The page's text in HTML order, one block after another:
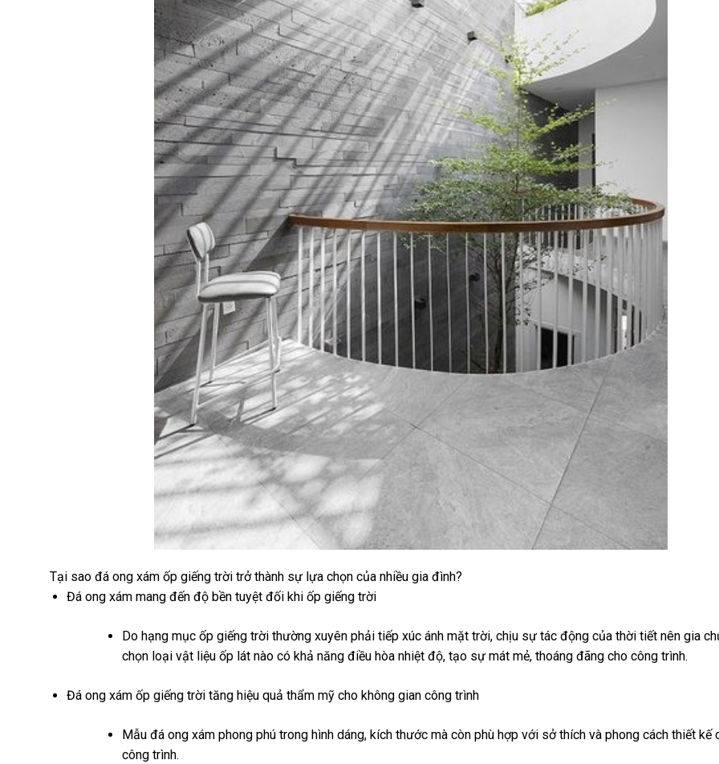
Tại sao đá ong xám ốp giếng trời trở thành sự lựa chọn của nhiều gia đình?
Đá ong xám mang đến độ bền tuyệt đối khi ốp giếng trời
Do hạng mục ốp giếng trời thường xuyên phải tiếp xúc ánh mặt trời, chịu sự tác động của thời tiết nên gia
chọn loại vật liệu ốp lát nào có khả năng điều hòa nhiệt độ, tạo sự mát mẻ, thoáng đãng cho công trình.
Đá ong xám ốp giếng trời tăng hiệu quả thẩm mỹ cho không gian công trình
Mẫu đá ong xám phong phú trong hình dáng, kích thước mà còn phù hợp với sở thích và phong cách thiết kế
công trình.